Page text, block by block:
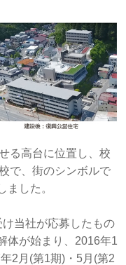
る高台に位置し、校
で、街のシンボルで
ました。
当社が応募したもの
体が始まり、2016年1
2月(第1期)・5月(第2